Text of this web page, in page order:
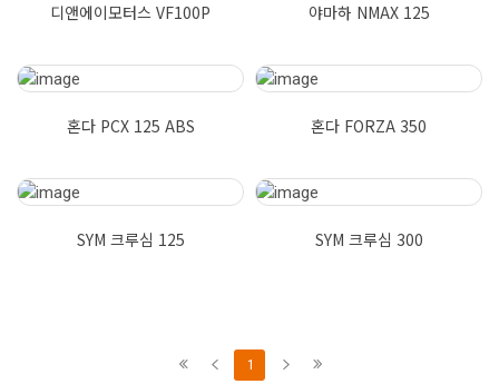
디앤에이모터스 VF100P 야마하 NMAX 125
혼다 PCX 125 ABS 혼다 FORZA 350
SYM 크루심 125 SYM 크루심 300
1